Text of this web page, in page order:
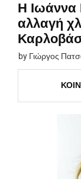
Η Ιωάννα
αλλαγή
by Γιώργος